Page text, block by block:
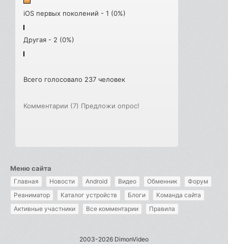
iOS первых поколений - 1 (0%)
Другая - 2 (0%)
Всего голосовало 237 человек
Комментарии (7) Предложи опрос!
Меню сайта
Главная Новости Android Видео Обменник
Форум
Реаниматор
Каталог устройств Блоги
Команда сайта
Активные участники
Все комментарии Правила
2003-2026 DimonVideo